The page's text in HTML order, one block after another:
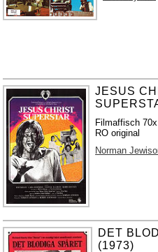
JESUS
Filmaffisch
RO original
Norman
DET
(1973)